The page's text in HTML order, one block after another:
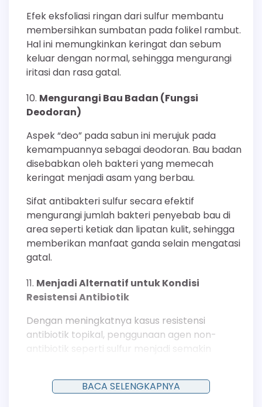
Efek eksfoliasi ringan dari sulfur membantu
membersihkan sumbatan pada folikel rambut.
Hal ini memungkinkan keringat dan sebum
keluar dengan normal, sehingga mengurangi
iritasi dan rasa gatal.
Mengurangi Bau Badan (Fungsi
Deodoran)
Aspek “deo” pada sabun ini merujuk pada
kemampuannya sebagai deodoran. Bau badan
disebabkan oleh bakteri yang memecah
keringat menjadi asam yang berbau.
Sifat antibakteri sulfur secara efektif
mengurangi jumlah bakteri penyebab bau di
area seperti ketiak dan lipatan kulit, sehingga
memberikan manfaat ganda selain mengatasi
gatal.
Menjadi Alternatif untuk Kondisi
Resistensi Antibiotik
Dengan meningkatnya kasus resistensi
antibiotik topikal, penggunaan agen non-
antibiotik seperti sulfur menjadi semakin
infeksi bakteri ringan, sabun sulfur dapat
menjadi pilihan lini pertama yang efektif.
BACA SELENGKAPNYA